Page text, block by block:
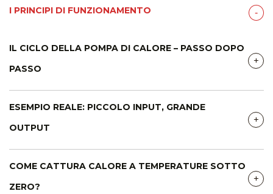
I PRINCIPI DI FUNZIONAMENTO ‐
IL CICLO DELLA POMPA DI CALORE – PASSO DOPO
PASSO
+
ESEMPIO REALE: PICCOLO INPUT, GRANDE
OUTPUT
+
COME CATTURA CALORE A TEMPERATURE SOTTO
ZERO?
+